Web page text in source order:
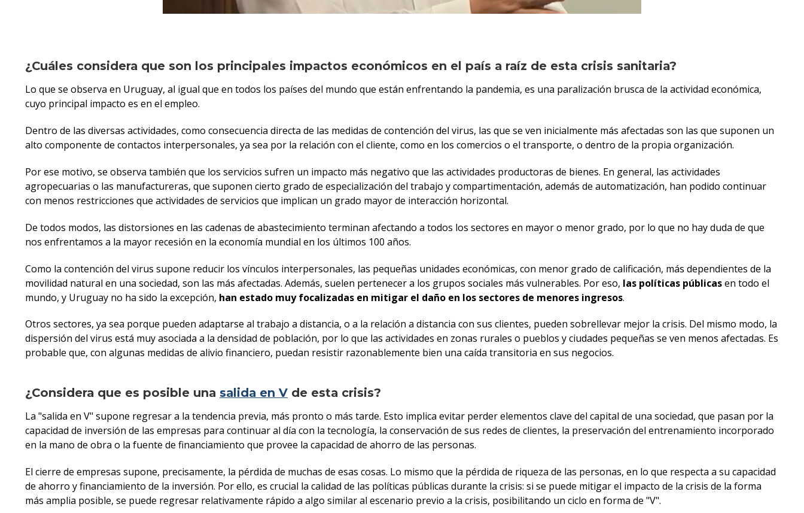
¿Cuáles considera que son los principales impactos económicos en el país a raíz de esta crisis sanitaria?
Lo que se observa en Uruguay, al igual que en todos los países del mundo que están enfrentando la pandemia, es una paralización brusca de la actividad económica,
cuyo principal impacto es en el empleo.
Dentro de las diversas actividades, como consecuencia directa de las medidas de contención del virus, las que se ven inicialmente más afectadas son las que suponen un
alto componente de contactos interpersonales, ya sea por la relación con el cliente, como en los comercios o el transporte, o dentro de la propia organización.
Por ese motivo, se observa también que los servicios sufren un impacto más negativo que las actividades productoras de bienes. En general, las actividades
agropecuarias o las manufactureras, que suponen cierto grado de especialización del trabajo y compartimentación, además de automatización, han podido continuar
con menos restricciones que actividades de servicios que implican un grado mayor de interacción horizontal.
De todos modos, las distorsiones en las cadenas de abastecimiento terminan afectando a todos los sectores en mayor o menor grado, por lo que no hay duda de que
nos enfrentamos a la mayor recesión en la economía mundial en los últimos 100 años.
Como la contención del virus supone reducir los vínculos interpersonales, las pequeñas unidades económicas, con menor grado de calificación, más dependientes de la
movilidad natural en una sociedad, son las más afectadas. Además, suelen pertenecer a los grupos sociales más vulnerables. Por eso, las políticas públicasen todo el
mundo, y Uruguay no ha sido la excepción, han estado muy focalizadas en mitigar el daño en los sectores de menores ingresos.
Otros sectores, ya sea porque pueden adaptarse al trabajo a distancia, o a la relación a distancia con sus clientes, pueden sobrellevar mejor la crisis. Del mismo modo, la
dispersión del virus está muy asociada a la densidad de población, por lo que las actividades en zonas rurales o pueblos y ciudades pequeñas se ven menos afectadas. Es
probable que, con algunas medidas de alivio financiero, puedan resistir razonablemente bien una caída transitoria en sus negocios.
¿Considera que es posible una salida en V de esta crisis?
La "salida en V" supone regresar a la tendencia previa, más pronto o más tarde. Esto implica evitar perder elementos clave del capital de una sociedad, que pasan por la
capacidad de inversión de las empresas para continuar al día con la tecnología, la conservación de sus redes de clientes, la preservación del entrenamiento incorporado
en la mano de obra o la fuente de financiamiento que provee la capacidad de ahorro de las personas.
El cierre de empresas supone, precisamente, la pérdida de muchas de esas cosas. Lo mismo que la pérdida de riqueza de las personas, en lo que respecta a su capacidad
de ahorro y financiamiento de la inversión. Por ello, es crucial la calidad de las políticas públicas durante la crisis: si se puede mitigar el impacto de la crisis de la forma
más amplia posible, se puede regresar relativamente rápido a algo similar al escenario previo a la crisis, posibilitando un ciclo en forma de "V".